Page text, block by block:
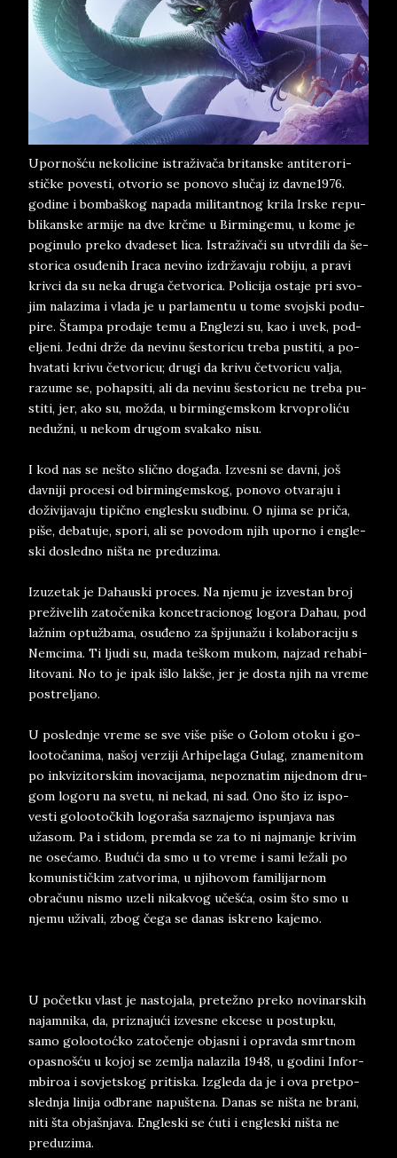
Upor­nošću ne­ko­li­ci­ne istraživača bri­tan­ske an­ti­te­ro­ri­
stičke povesti, otvo­ri­o ­se po­no­vo slučaj iz­ dav­ne1976.
go­di­ne i bom­ba­škog ­na­pa­da mi­li­tant­nog kri­la Ir­ske re­pu­
bli­kan­ske ar­mi­je na dve krčme u Bir­min­ge­mu, u ko­me ­je
po­gi­nu­lo pre­ko dva­de­set lica. Istraživači su utvr­di­li da še­
sto­ri­ca osuđenih Ira­ca ne­vi­no izdržavaju ro­bi­ju, a pra­vi
kriv­ci da su neka dru­ga četvo­ri­ca. Po­l­i­ci­ja osta­je pri svo­
jim na­la­zi­ma i vla­da je u par­la­men­tu u tome svoj­ski pod­u­
pi­re. Štam­pa pro­da­je temu a En­gle­zi su, kao i uvek, pod­
elje­ni. Jed­ni drže da ne­vi­nu še­sto­ri­cu tre­ba pu­sti­ti, a po­
hva­ta­ti kri­vu četvo­ri­cu; dru­gi da kri­vu četvo­ri­cu val­ja,
raz­u­me se, po­hap­siti, ali da ne­vi­nu še­sto­ri­cu ne tre­ba pu­
sti­ti, jer, ako su, možda, u bi­rmin­gem­skom kr­vo­pro­liću
nedužni, u ne­kom dru­gom sva­ka­ko nisu.
I kod nas se ne­š­to slično događa. Iz­ve­sni se dav­ni, još
dav­ni­ji pro­ce­si od bir­min­gem­skog, po­no­vo otva­ra­ju i
doživi­ja­va­ju tipično en­glesku sud­bi­nu. O nji­ma se priča,
piše, de­ba­tu­je, spo­ri, ali se­ po­vo­dom njih upor­no i en­gle­
ski do­sled­no niš­ta ne pred­u­zi­ma.
Iz­u­ze­ta­k je Da­ha­u­ski pro­ces. Na nje­mu je iz­ve­stan broj
prežive­lih zatočeni­ka kon­ce­tra­ci­o­nog lo­go­ra Da­hau, pod
lažnim optužbama, osuđeno za špi­ju­nažu i ko­la­bo­ra­ciju s
Nem­ci­ma. Ti lju­di su, mada teškom mu­kom, naj­zad re­ha­bi­
li­to­va­ni. No to je ipak išlo la­kše, jer je do­sta njih na vre­me
po­strel­ja­no.
U po­sled­nje vre­me se sve više piše o Go­lom oto­ku i go­
lo­o­točanima, na­š­oj ver­zi­ji Ar­hi­pe­la­ga Gu­lag, zna­me­ni­tom
po in­kvi­zi­tor­skim ino­vaci­ja­ma, ne­po­zn­a­tim ni­jed­nom dru­
gom lo­go­ru na sve­tu, ni ne­kad, ni sad. Ono što iz is­po­
vesti go­lo­o­točkih lo­go­ra­ša sa­zna­je­mo is­pun­ja­va nas
užasom. Pa i sti­dom, prem­da se za to ni naj­man­je kri­vim
ne osećamo. Budući da smo u to vre­me i sami ležali po
ko­munističkim za­tvo­ri­ma, u nji­ho­vom fa­mi­li­jar­nom
obračunu ni­smo uze­li ni­ka­kvog učešća, osim što smo u
nje­mu uživa­li, zbog če­ga se da­nas iskre­no ka­je­mo.
U početku vl­ast je na­sto­ja­la, pre­težno pre­ko no­vi­nar­skih
na­jamnika, da, pri­zna­jući iz­ve­sne ek­ce­se u po­stup­ku,
samo go­lo­­otoćko zatočenje ob­ja­sni i oprav­da smrt­nom
opa­snošću u ko­joj se zem­lja na­la­zi­la 1948, u go­di­ni In­for­
mbi­roa i so­vjet­skog pri­ti­ska. Iz­gle­da da je i ova pret­po­
sled­nja lini­ja od­bra­ne na­puš­te­na. Da­nas se ni­šta ne bra­ni,
niti šta ob­ja­šn­ja­va. En­gle­ski se ćuti i en­gle­ski niš­ta ne
pred­u­zi­ma.